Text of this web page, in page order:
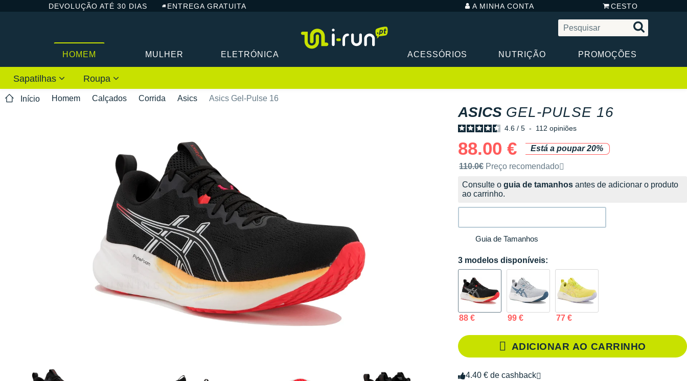
DEVOLUÇÃO ATÉ 30 DIAS ENTREGA GRATUITA A MINHA CONTA CESTO
HOMEM MULHER ELETRÓNICA ACESSÓRIOS NUTRIÇÃO PROMOÇÕES
Sapatilhas Roupa
Início Homem Calçados Corrida Asics Asics Gel-Pulse 16
ASICS GEL-PULSE 16
4.6 / 5 - 112 opiniões
88.00 €
Está a poupar 20%
Preço de venda recomendado pela marca
110.0€ Preço recomendado
Consulte o guia de tamanhos antes de adicionar o produto
ao carrinho.
Guia de Tamanhos
3 modelos disponíveis:
88 € 99 € 77 €
ADICIONAR AO CARRINHO
4.40 € de cashback